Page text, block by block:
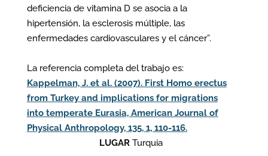
deficiencia de vitamina D se asocia a la
hipertensión, la esclerosis múltiple, las
enfermedades cardiovasculares y el cáncer”.
La referencia completa del trabajo es:
Kappelman, J. et al. (2007). First Homo erectus
from Turkey and implications for migrations
into temperate Eurasia, American Journal of
Physical Anthropology, 135, 1, 110-116.
LUGARTurquia